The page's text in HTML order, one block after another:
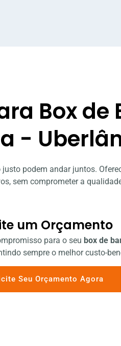
Box de
-
podem andar juntos.
sem comprometer a
um Orçamento
para o seu box de
sempre o melhor custo-
Seu Orçamento Agora